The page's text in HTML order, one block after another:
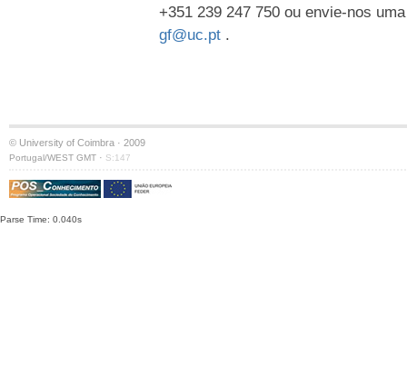
+351 239 247 750 ou envie-nos
gf@uc.pt .
© University of Coimbra · 2009
Portugal/WEST GMT · S:147
Parse Time: 0.040s